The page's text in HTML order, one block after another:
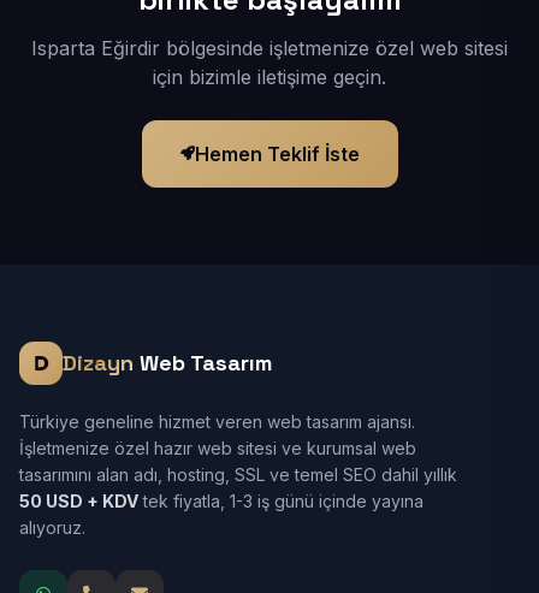
Isparta Eğirdir bölgesinde işletmenize özel web sitesi
için bizimle iletişime geçin.
Hemen Teklif İste
Dizayn Web Tasarım
Türkiye geneline hizmet veren web tasarım ajansı.
İşletmenize özel hazır web sitesi ve kurumsal web
tasarımını alan adı, hosting, SSL ve temel SEO dahil yıllık
50 USD + KDVtek fiyatla, 1-3 iş günü içinde yayına
alıyoruz.